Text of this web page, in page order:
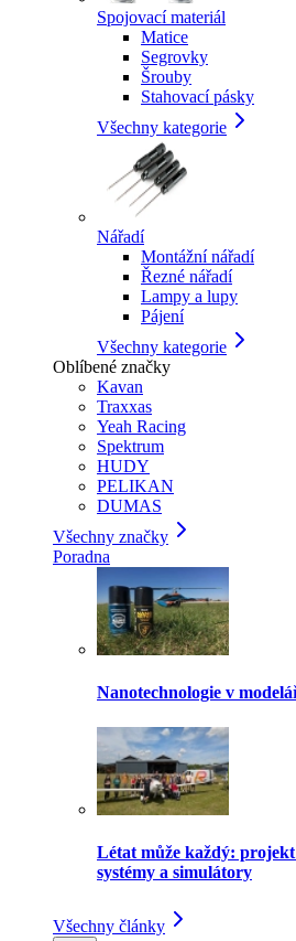
Spojovací materiál
Matice
Segrovky
Šrouby
Stahovací pásky
Všechny kategorie
Nářadí
Montážní nářadí
Řezné nářadí
Lampy a lupy
Pájení
Všechny kategorie
Oblíbené značky
Kavan
Traxxas
Yeah Racing
Spektrum
HUDY
PELIKAN
DUMAS
Všechny značky
Poradna
Nanotechnologie v
Létat může každý:
systémy a simulátory
Všechny články